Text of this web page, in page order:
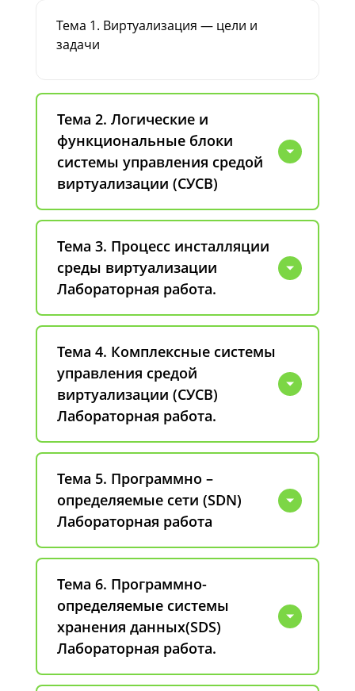
Тема 1. Виртуализация — цели и
задачи
Тема 2. Логические и
функциональные блоки
системы управления средой
виртуализации (СУСВ)
Тема 3. Процесс инсталляции
среды виртуализации
Лабораторная работа.
Тема 4. Комплексные системы
управления средой
виртуализации (СУСВ)
Лабораторная работа.
Тема 5. Программно –
определяемые сети (SDN)
Лабораторная работа
Тема 6. Программно-
определяемые системы
хранения данных(SDS)
Лабораторная работа.